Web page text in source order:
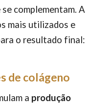
complementam. A
mais utilizados e
o resultado final:
de colágeno
a produção